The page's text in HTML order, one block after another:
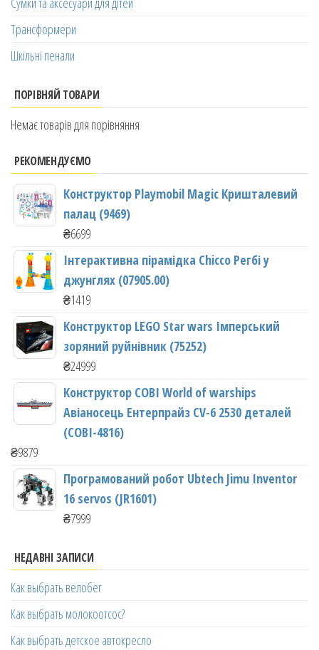
Трансформери
Шкільні пенали
ПОРІВНЯЙ ТОВАРИ
Немає товарів для порівняння
РЕКОМЕНДУЄМО
Конструктор Playmobil Magic Кришталевий
палац (9469)
₴6699
Інтерактивна пірамідка Chicco Регбі у
джунглях (07905.00)
₴1419
Конструктор LEGO Star wars Імперський
зоряний руйнівник (75252)
₴24999
Конструктор COBI World of warships
Авіаносець Ентерпрайз CV-6 2530 деталей
(COBI-4816)
₴9879
Програмований робот Ubtech Jimu Inventor
16 servos (JR1601)
₴7999
НЕДАВНІ ЗАПИСИ
Как выбрать велобег
Как выбрать молокоотсос?
Как выбрать детское автокресло